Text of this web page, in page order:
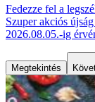
Fedezze fel a
Szuper akciós
2026.08.05.-ig
Megtekintés